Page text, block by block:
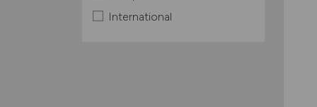
International